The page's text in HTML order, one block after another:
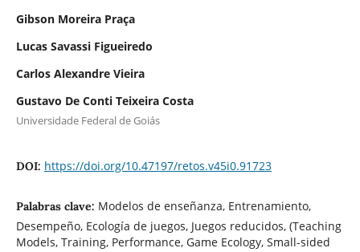
Gibson Moreira Praça
Lucas Savassi Figueiredo
Carlos Alexandre Vieira
Gustavo De Conti Teixeira Costa
Universidade Federal de Goiás
DOI: https://doi.org/10.47197/retos.v45i0.91723
Palabras clave: Modelos de enseñanza, Entrenamiento,
Desempeño, Ecología de juegos, Juegos reducidos, (Teaching
Models, Training, Performance, Game Ecology, Small-sided